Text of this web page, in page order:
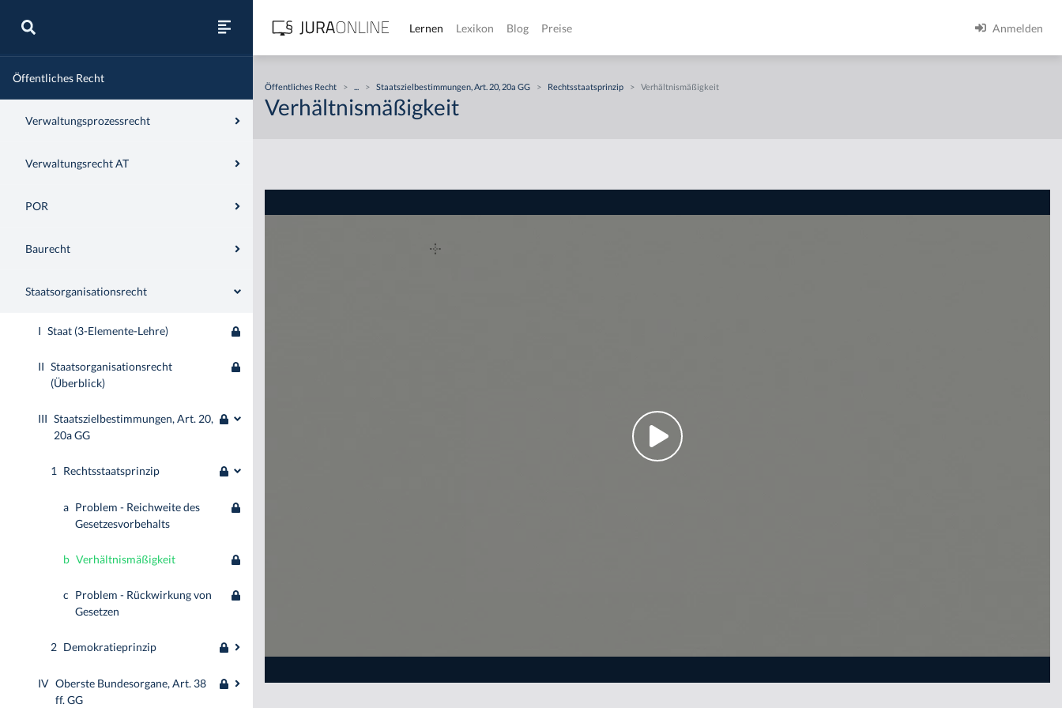
Zivilrecht
Öffentliches Recht
Verwaltungsprozessrecht
Verwaltungsrecht AT
POR
Baurecht
Staatsorganisationsrecht
I Staat (3-Elemente-Lehre)
II Staatsorganisationsrecht
(Überblick)
III Staatszielbestimmungen, Art. 20,
20a GG
1 Rechtsstaatsprinzip
a Problem - Reichweite des
Gesetzesvorbehalts
b Verhältnismäßigkeit
c Problem - Rückwirkung von
Gesetzen
2 Demokratieprinzip
IV Oberste Bundesorgane, Art. 38
ff. GG
Lernen Lexikon Blog Preise Anmelden
Öffentliches Recht > ... > Staatszielbestimmungen, Art. 20, 20a GG > Rechtsstaatsprinzip > Verhältnismäßigkeit
Verhältnismäßigkeit